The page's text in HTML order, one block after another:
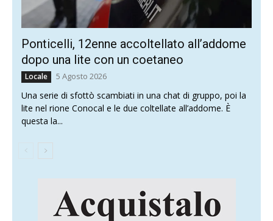
Ponticelli, 12enne accoltellato all’addome
dopo una lite con un coetaneo
Locale 5 Agosto 2026
Una serie di sfottò scambiati in una chat di gruppo, poi la
lite nel rione Conocal e le due coltellate all’addome. È
questa la...